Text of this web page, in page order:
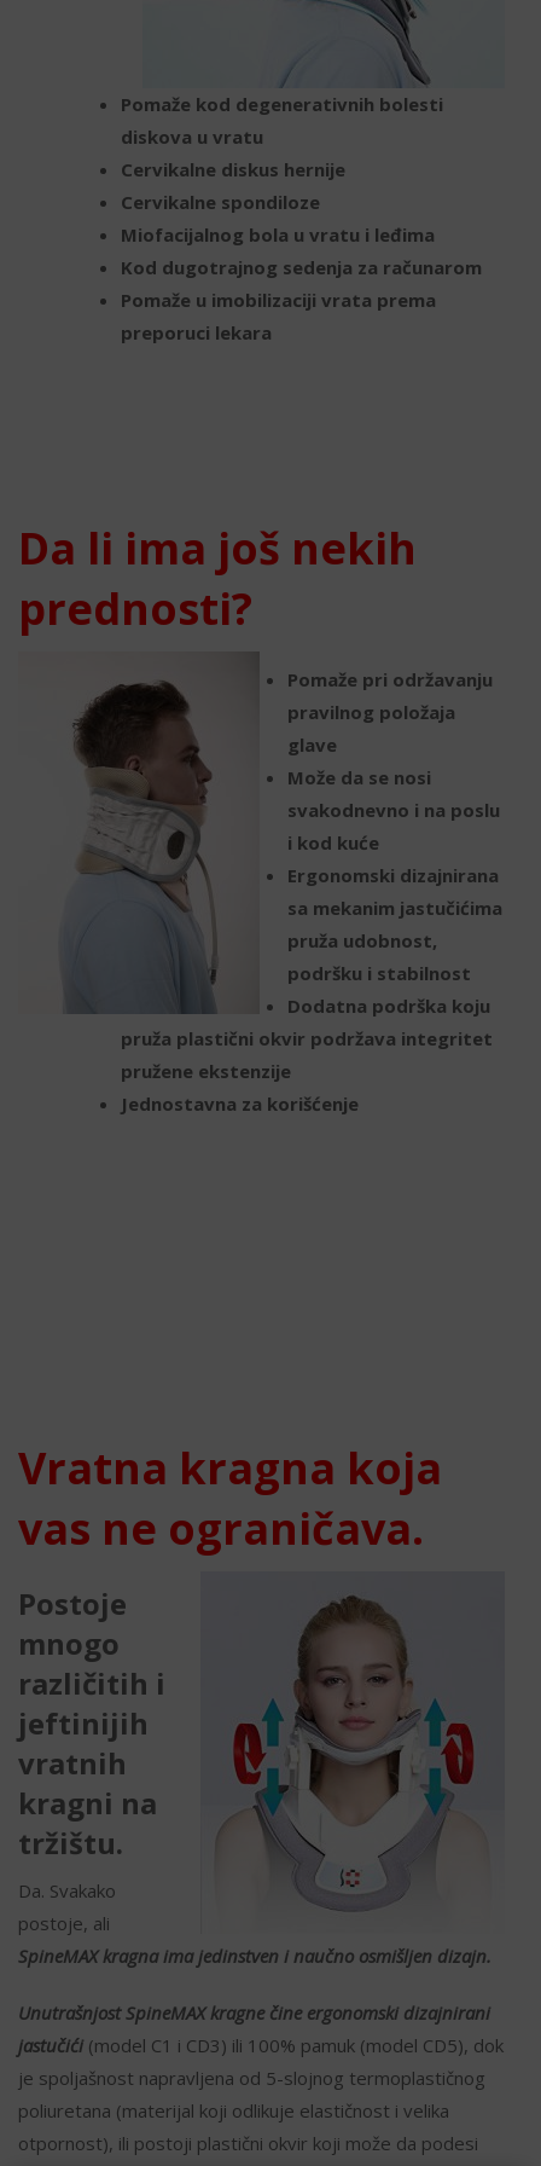
Pomaže kod degenerativnih bolesti
diskova u vratu
Cervikalne diskus hernije
Cervikalne spondiloze
Miofacijalnog bola u vratu i leđima
Kod dugotrajnog sedenja za računarom
Pomaže u imobilizaciji vrata prema
preporuci lekara
Da li ima još nekih
prednosti?
Pomaže pri održavanju
pravilnog položaja
glave
Može da se nosi
svakodnevno i na poslu
i kod kuće
Ergonomski dizajnirana
sa mekanim jastučićima
pruža udobnost,
podršku i stabilnost
Dodatna podrška koju
pruža plastični okvir podržava integritet
pružene ekstenzije
Jednostavna za korišćenje
Vratna kragna koja
vas ne ograničava.
Postoje
mnogo
različitih i
jeftinijih
vratnih
kragni na
tržištu.
Da. Svakako
postoje, ali
SpineMAX kragna ima jedinstven i naučno osmišljen dizajn.
Unutrašnjost SpineMAX kragne čine ergonomski dizajnirani
jastučići (model C1 i CD3) ili 100% pamuk (model CD5), dok
je spoljašnost napravljena od 5-slojnog termoplastičnog
poliuretana (materijal koji odlikuje elastičnost i velika
otpornost), ili postoji plastični okvir koji može da podesi